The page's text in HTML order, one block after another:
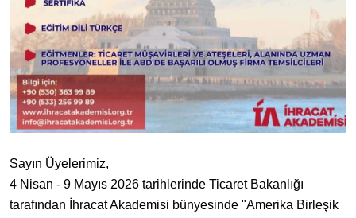
Sayın Üyelerimiz,
4 Nisan - 9 Mayıs 2026 tarihlerinde Ticaret Bakanlığı
tarafından İhracat Akademisi bünyesinde "Amerika Birleşik